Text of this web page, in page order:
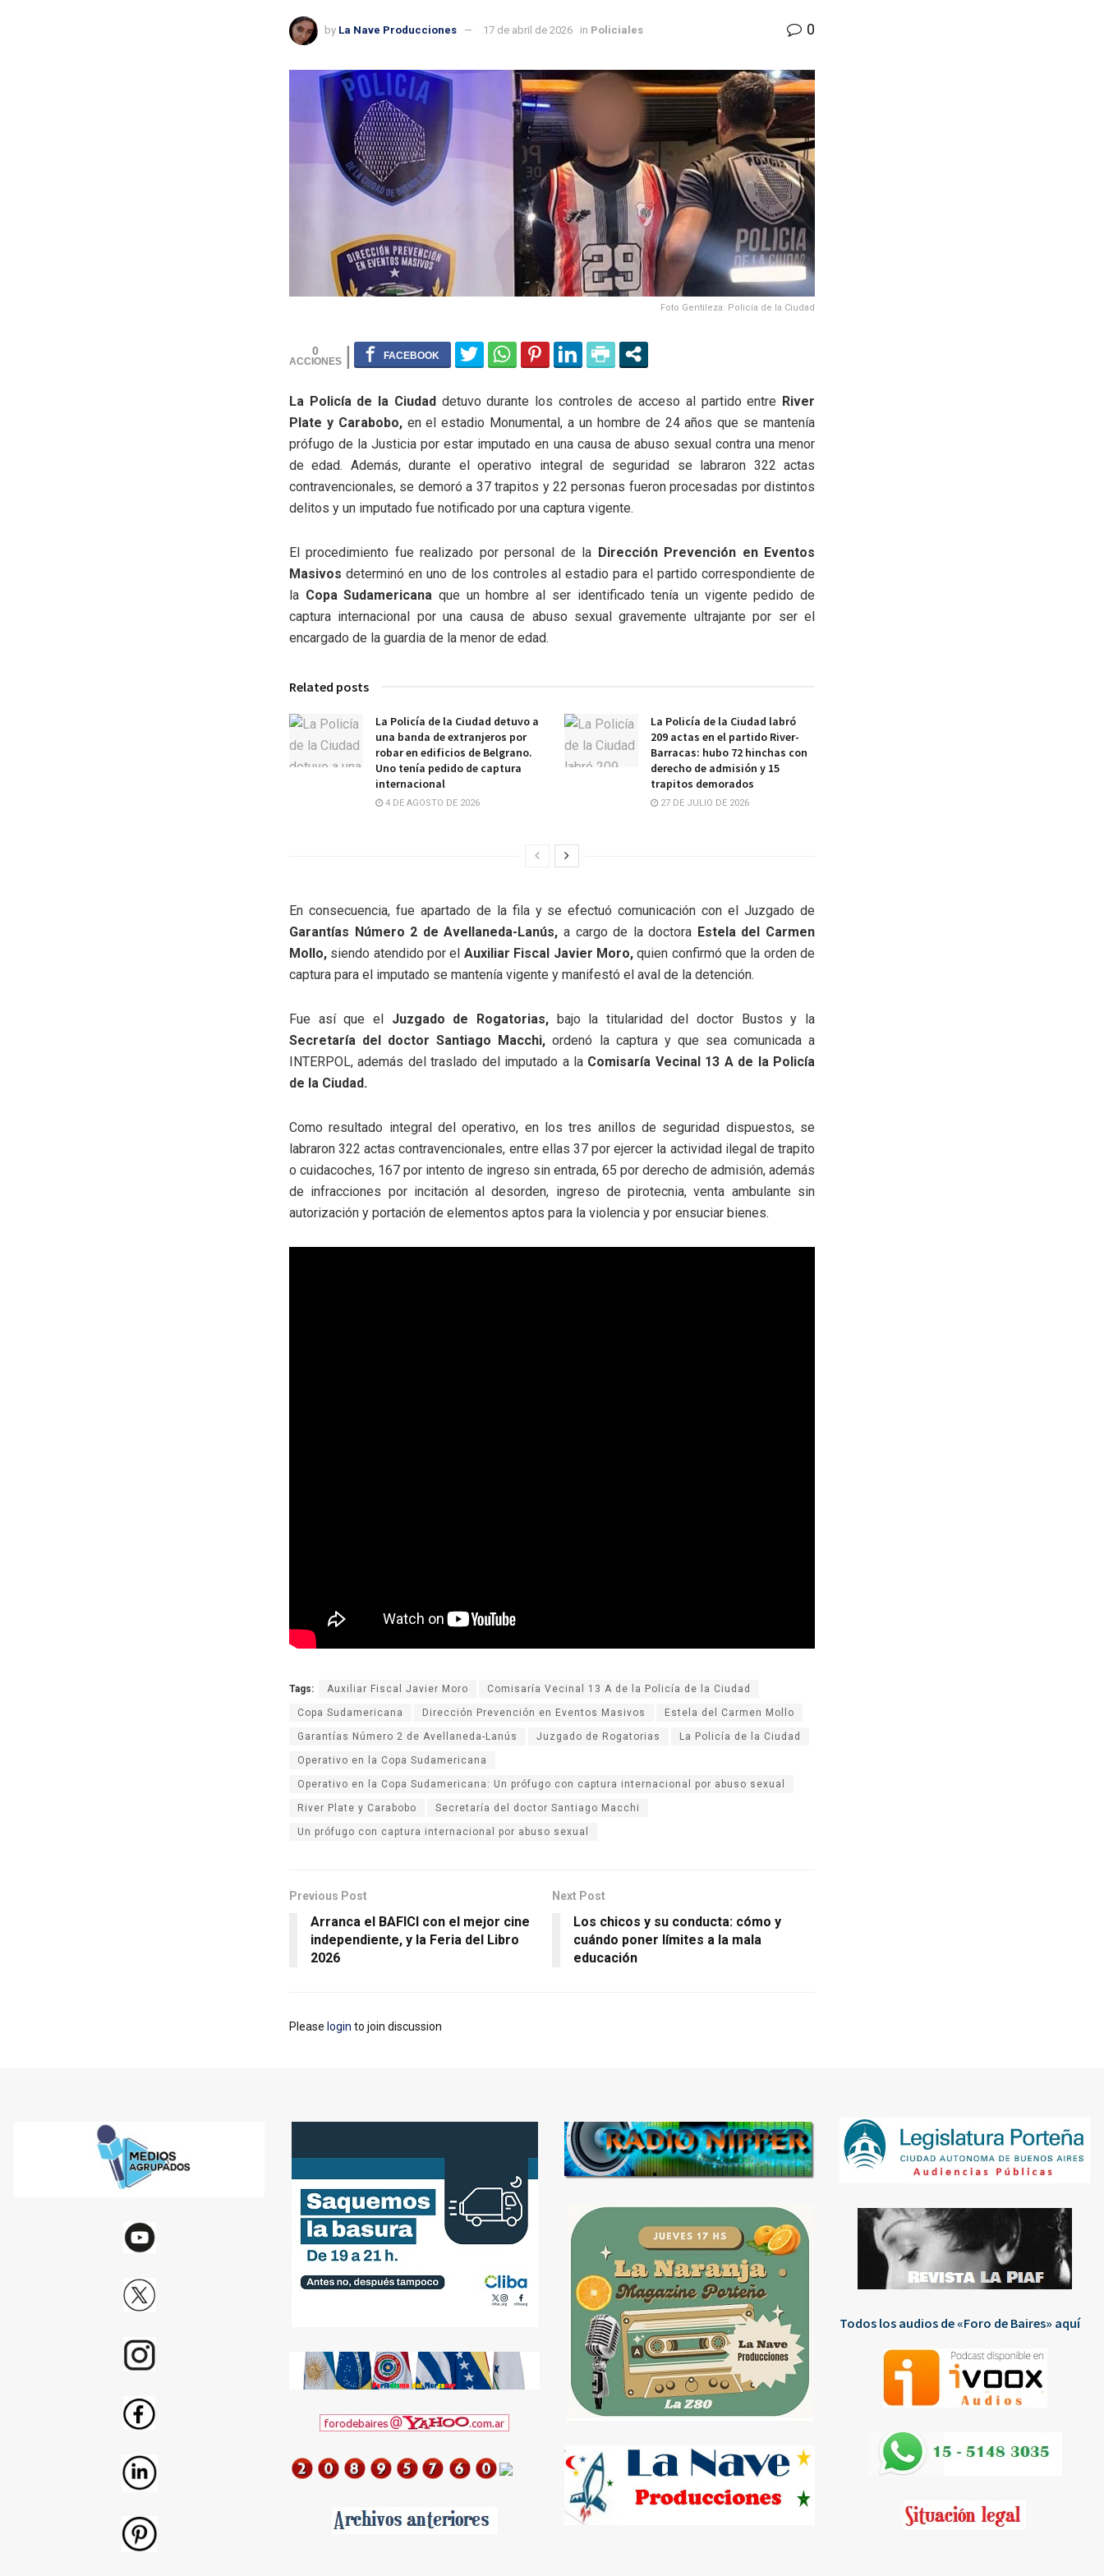
by La Nave Producciones 17 de abril de 2026 in Policiales 0
Foto Gentileza: Policía de la Ciudad
0
La Policía de la Ciudad detuvo durante los controles de acceso al partido entre River
Plate y Carabobo,en el estadio Monumental, a un hombre de 24 años que se mantenía
prófugo de la Justicia por estar imputado en una causa de abuso sexual contra una menor
de edad. Además, durante el operativo integral de seguridad se labraron 322 actas
contravencionales, se demoró a 37 trapitos y 22 personas fueron procesadas por distintos
delitos y un imputado fue notificado por una captura vigente.
El procedimiento fue realizado por personal de la Dirección Prevención en Eventos
Masivos determinó en uno de los controles al estadio para el partido correspondiente de
la Copa Sudamericana que un hombre al ser identificado tenía un vigente pedido de
captura internacional por una causa de abuso sexual gravemente ultrajante por ser el
encargado de la guardia de la menor de edad.
Related posts
La Policía de la Ciudad detuvo a
una banda de extranjeros por
robar en edificios de Belgrano.
Uno tenía pedido de captura
internacional
4 DE AGOSTO DE 2026
La Policía de la Ciudad labró
209 actas en el partido River-
Barracas: hubo 72 hinchas con
derecho de admisión y 15
trapitos demorados
27 DE JULIO DE 2026
En consecuencia, fue apartado de la fila y se efectuó comunicación con el Juzgado de
Garantías Número 2 de Avellaneda-Lanús, a cargo de la doctora Estela del Carmen
Mollo, siendo atendido por el Auxiliar Fiscal Javier Moro,quien confirmó que la orden de
captura para el imputado se mantenía vigente y manifestó el aval de la detención.
Fue así que el Juzgado de Rogatorias,bajo la titularidad del doctor Bustos y la
Secretaría del doctor Santiago Macchi, ordenó la captura y que sea comunicada a
INTERPOL, además del traslado del imputado a la Comisaría Vecinal 13 A de la Policía
de la Ciudad.
Como resultado integral del operativo, en los tres anillos de seguridad dispuestos, se
labraron 322 actas contravencionales, entre ellas 37 por ejercer la actividad ilegal de trapito
o cuidacoches, 167 por intento de ingreso sin entrada, 65 por derecho de admisión, además
de infracciones por incitación al desorden, ingreso de pirotecnia, venta ambulante sin
autorización y portación de elementos aptos para la violencia y por ensuciar bienes.
Tags: Auxiliar Fiscal Javier Moro Comisaría Vecinal 13 A de la Policía de la Ciudad
Copa Sudamericana Dirección Prevención en Eventos Masivos Estela del Carmen Mollo
Garantías Número 2 de Avellaneda-Lanús Juzgado de Rogatorias La Policía de la Ciudad
Operativo en la Copa Sudamericana
Operativo en la Copa Sudamericana: Un prófugo con captura internacional por abuso sexual
River Plate y Carabobo Secretaría del doctor Santiago Macchi
Un prófugo con captura internacional por abuso sexual
Previous Post
Arranca el BAFICI con el mejor cine
independiente, y la Feria del Libro
2026
Next Post
Los chicos y su conducta: cómo y
cuándo poner límites a la mala
educación
Please login to join discussion
Todos los audios de «Foro de Baires» aquí